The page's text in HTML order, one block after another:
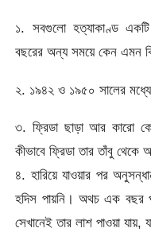
১. সবগুলো হত্যাকাণ্ড
বছরের অন্য সময়ে কেন এমন
২. ১৯৪২ ও ১৯৫০ সালের
৩. ফ্রিডা ছাড়া আর কারো
কীভাবে ফ্রিডা তার তাঁবু
৪. হারিয়ে যাওয়ার পর
হদিস পায়নি। অথচ এক বছর
সেখানেই তার লাশ পাওয়া